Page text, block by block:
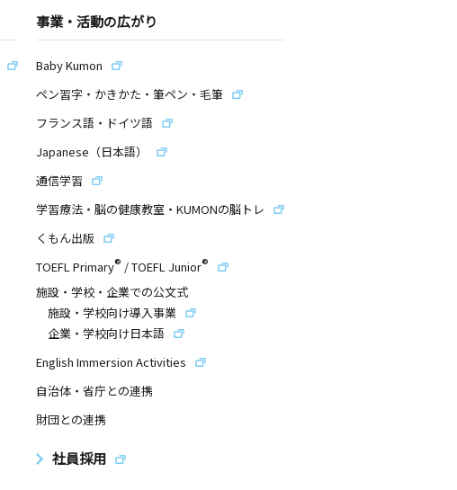
事業・活動の広がり
Baby Kumon
ペン習字・かきかた・筆ペン・毛筆
フランス語・ドイツ語
Japanese（日本語）
通信学習
学習療法・脳の健康教室・KUMONの脳トレ
くもん出版
TOEFL Primary® /TOEFL Junior®
施設・学校・企業での公文式
施設・学校向け導入事業
企業・学校向け日本語
English Immersion Activities
自治体・省庁との連携
財団との連携
社員採用